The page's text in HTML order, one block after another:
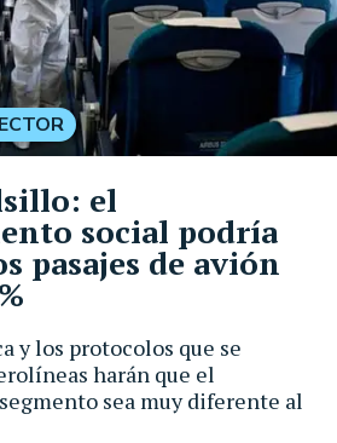
y los protocolos que se
harán que el
sea muy diferente al
el
social podría
pasajes de avión